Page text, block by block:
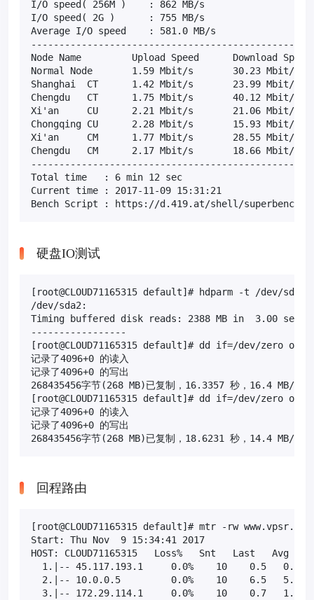
I/O speed( 256M )    : 862 MB/s
I/O speed( 2G )      : 755 MB/s
Average I/O speed    : 581.0 MB/s
Node Name         Upload Speed      Download
Normal Node       1.59 Mbit/s       30.23 Mbit/s
Shanghai  CT      1.42 Mbit/s       23.99 Mbit/s
Chengdu   CT      1.75 Mbit/s       40.12 Mbit/s
Xi'an     CU      2.21 Mbit/s       21.06 Mbit/s
Chongqing CU      2.28 Mbit/s       15.93 Mbit/s
Xi'an     CM      1.77 Mbit/s       28.55 Mbit/s
Chengdu   CM      2.17 Mbit/s       18.66 Mbit/s
Total time   : 6 min 12 sec
Current time : 2017-11-09 15:31:21
Bench Script : https://d.419.at/shell/
硬盘IO测试
[root@CLOUD71165315 default]# hdparm -t /dev/sda2
/dev/sda2:
Timing buffered disk reads: 2388 MB in  3.00
-----------------
[root@CLOUD71165315 default]# dd if=/dev/zero
记录了4096+0 的读入
记录了4096+0 的写出
268435456字节(268 MB)已复制，16.3357 秒，16.4 MB/秒
[root@CLOUD71165315 default]# dd if=/dev/zero
记录了4096+0 的读入
记录了4096+0 的写出
268435456字节(268 MB)已复制，18.6231 秒，14.4 MB/秒
回程路由
[root@CLOUD71165315 default]# mtr -rw
Start: Thu Nov  9 15:34:41 2017
HOST: CLOUD71165315   Loss%   Snt   Last   Avg
1.|-- 45.117.193.1     0.0%    10    0.5   0.6
2.|-- 10.0.0.5         0.0%    10    6.5   5.6
3.|-- 172.29.114.1     0.0%    10    0.7   1.0